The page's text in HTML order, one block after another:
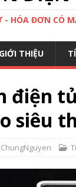
HÓA ĐƠN CÓ
GIỚI THIỆU
điện
siêu
ChungNguyen